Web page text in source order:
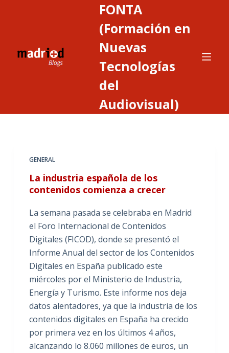
FONTA
(Formación en
Nuevas
Tecnologías
del
Audiovisual)
GENERAL
La industria española de los
contenidos comienza a crecer
La semana pasada se celebraba en Madrid
el Foro Internacional de Contenidos
Digitales (FICOD), donde se presentó el
Informe Anual del sector de los Contenidos
Digitales en España publicado este
miércoles por el Ministerio de Industria,
Energía y Turismo. Este informe nos deja
datos alentadores, ya que la industria de los
contenidos digitales en España ha crecido
por primera vez en los últimos 4 años,
alcanzando lo 8.060 millones de euros, un